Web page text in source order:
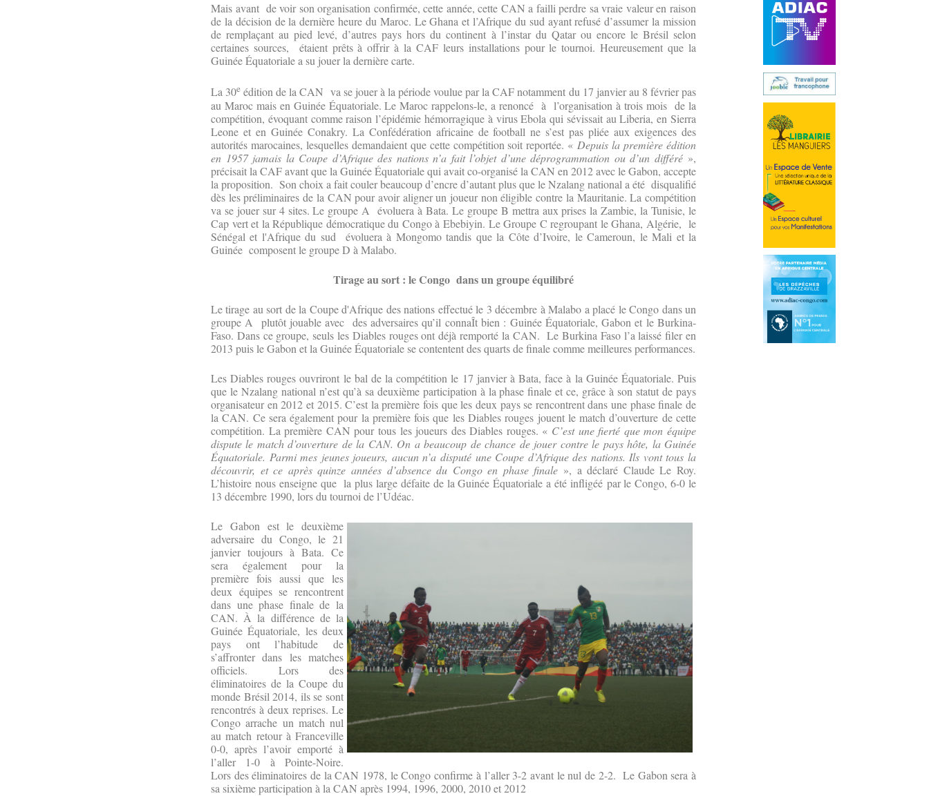
Mais avant de voir son organisation confirmée, cette année, cette CAN a failli perdre sa vraie valeur en raison
de la décision de la dernière heure du Maroc. Le Ghana et l’Afrique du sud ayant refusé d’assumer la mission
de remplaçant au pied levé, d’autres pays hors du continent à l’instar du Qatar ou encore le Brésil selon
certaines sources, étaient prêts à offrir à la CAF leurs installations pour le tournoi. Heureusement que la
Guinée Équatoriale a su jouer la dernière carte.
La 30e édition de la CAN va se jouer à la période voulue par la CAF notamment du 17 janvier au 8 février pas
au Maroc mais en Guinée Équatoriale. Le Maroc rappelons-le, a renoncé à l’organisation à trois mois de la
compétition, évoquant comme raison l’épidémie hémorragique à virus Ebola qui sévissait au Liberia, en Sierra
Leone et en Guinée Conakry. La Confédération africaine de football ne s’est pas pliée aux exigences des
autorités marocaines, lesquelles demandaient que cette compétition soit reportée. « Depuis la première édition
en 1957 jamais la Coupe d’Afrique des nations n’a fait l’objet d’une déprogrammation ou d’un différé»,
précisait la CAF avant que la Guinée Équatoriale qui avait co-organisé la CAN en 2012 avec le Gabon, accepte
la proposition. Son choix a fait couler beaucoup d’encre d’autant plus que le Nzalang national a été disqualifié
dès les préliminaires de la CAN pour avoir aligner un joueur non éligible contre la Mauritanie. La compétition
va se jouer sur 4 sites. Le groupe A évoluera à Bata. Le groupe B mettra aux prises la Zambie, la Tunisie, le
Cap vert et la République démocratique du Congo à Ebebiyin. Le Groupe C regroupant le Ghana, Algérie, le
Sénégal et l'Afrique du sud évoluera à Mongomo tandis que la Côte d’Ivoire, le Cameroun, le Mali et la
Guinée composent le groupe D à Malabo.
Tirage au sort : le Congo dans un groupe équilibré
Le tirage au sort de la Coupe d'Afrique des nations effectué le 3 décembre à Malabo a placé le Congo dans un
groupe A plutôt jouable avec des adversaires qu’il connaÎt bien : Guinée Équatoriale, Gabon et le Burkina-
Faso. Dans ce groupe, seuls les Diables rouges ont déjà remporté la CAN. Le Burkina Faso l’a laissé filer en
2013 puis le Gabon et la Guinée Équatoriale se contentent des quarts de finale comme meilleures performances.
Les Diables rouges ouvriront le bal de la compétition le 17 janvier à Bata, face à la Guinée Équatoriale. Puis
que le Nzalang national n’est qu’à sa deuxième participation à la phase finale et ce, grâce à son statut de pays
organisateur en 2012 et 2015. C’est la première fois que les deux pays se rencontrent dans une phase finale de
la CAN. Ce sera également pour la première fois que les Diables rouges jouent le match d’ouverture de cette
compétition. La première CAN pour tous les joueurs des Diables rouges. « C’est une fierté que mon équipe
dispute le match d’ouverture de la CAN. On a beaucoup de chance de jouer contre le pays hôte, la Guinée
Équatoriale. Parmi mes jeunes joueurs, aucun n’a disputé une Coupe d’Afrique des nations. Ils vont tous la
découvrir, et ce après quinze années d’absence du Congo en phase finale », a déclaré Claude Le Roy.
L’histoire nous enseigne que la plus large défaite de la Guinée Équatoriale a été infligéé par le Congo, 6-0 le
13 décembre 1990, lors du tournoi de l’Udéac.
Le Gabon est le deuxième
adversaire du Congo, le 21
janvier toujours à Bata. Ce
sera également pour la
première fois aussi que les
deux équipes se rencontrent
dans une phase finale de la
CAN. À la différence de la
Guinée Équatoriale, les deux
pays ont l’habitude de
s’affronter dans les matches
officiels. Lors des
éliminatoires de la Coupe du
monde Brésil 2014, ils se sont
rencontrés à deux reprises. Le
Congo arrache un match nul
au match retour à Franceville
0-0, après l’avoir emporté à
l’aller 1-0 à Pointe-Noire.
Lors des éliminatoires de la CAN 1978, le Congo confirme à l’aller 3-2 avant le nul de 2-2. Le Gabon sera à
sa sixième participation à la CAN après 1994, 1996, 2000, 2010 et 2012